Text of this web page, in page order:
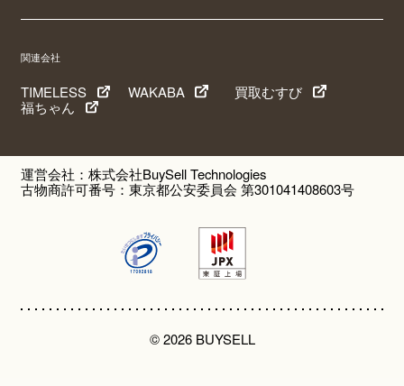
関連会社
TIMELESS WAKABA
買取むすび
福ちゃん
運営会社：株式会社BuySell Technologies
古物商許可番号：東京都公安委員会 第301041408603号
© 2026 BUYSELL